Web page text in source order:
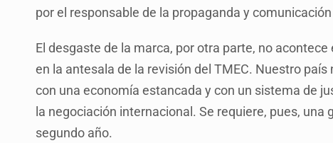
por el responsable de la propaganda y
El desgaste de la marca, por otra parte, no
en la antesala de la revisión del TMEC. Nuestro
con una economía estancada y con un sistema de
la negociación internacional. Se requiere, pues,
segundo año.